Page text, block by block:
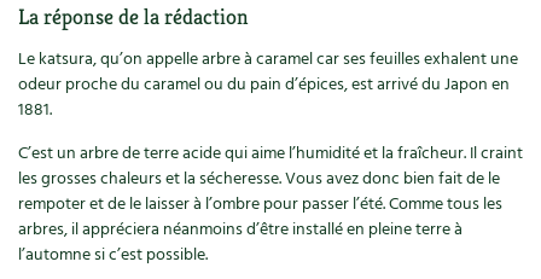
Cosmétique bio, soins
Maison écologique
DIY, autonomie
Société, engagement
Jeux
DVD
Agenda, calendrier
Livres
Les espaces de formation
Dormir à Terre vivante
Infos pratiques
Horaires, tarifs, restauration
Accès
Permaculture et syntropie
Cultiver sous serre
Jardiner en ville
Ornement et aménagement du jardin
Bricolages au jardin
Débat d’experts
Nouvelles sur le jardin et l’écologie
Prenez-en de la graine !
Les chroniques de Marie
La réponse de la rédaction
Le katsura, qu’on appelle arbre à caramel car ses feuilles exhalent une
odeur proche du caramel ou du pain d’épices, est arrivé du Japon en
1881.
C’est un arbre de terre acide qui aime l’humidité et la fraîcheur. Il craint
les grosses chaleurs et la sécheresse. Vous avez donc bien fait de le
rempoter et de le laisser à l’ombre pour passer l’été. Comme tous les
arbres, il appréciera néanmoins d’être installé en pleine terre à
l’automne si c’est possible.